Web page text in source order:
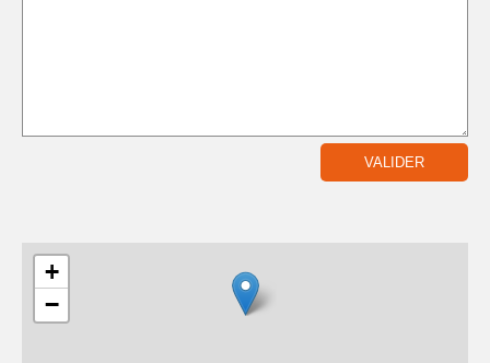
+
−